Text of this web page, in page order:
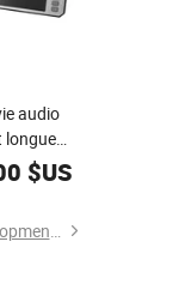
audio
longue
$US
Beijing LSJ Technology Development Co., Ltd.